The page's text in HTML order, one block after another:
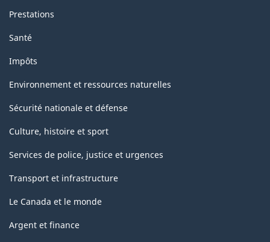
Prestations
Santé
Impôts
Environnement et ressources naturelles
Sécurité nationale et défense
Culture, histoire et sport
Services de police, justice et urgences
Transport et infrastructure
Le Canada et le monde
Argent et finance